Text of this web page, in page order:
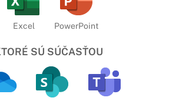
Excel PowerPoint
SÚ SÚČASŤOU